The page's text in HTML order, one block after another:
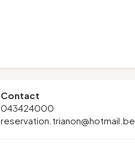
Contact
043424000
reservation.trianon@hotmail.be